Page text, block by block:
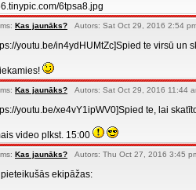
6tpsa8.jpg
Kas jaunāks? Autors: Sat Oct 29, 2016 2:54
youtu.be/in4ydHUMtZc]Spied te virsū un
Kas jaunāks? Autors: Sat Oct 29, 2016 11:44
youtu.be/xe4vY1ipWV0]Spied te, lai
video plkst. 15:00
Kas jaunāks? Autors: Thu Oct 27, 2016 3:45
ekipāžas: